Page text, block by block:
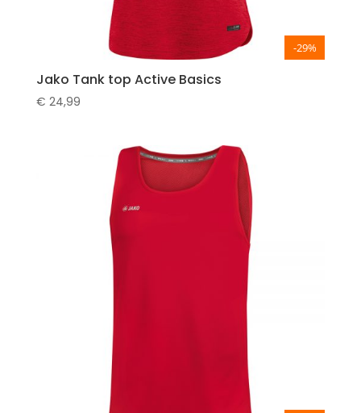
-29%
Jako Tank top Active Basics
€ 24,99